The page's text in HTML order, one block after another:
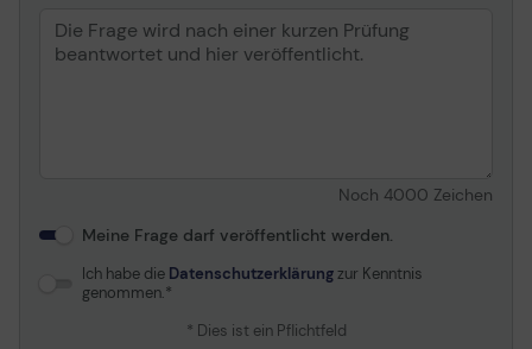
Noch 4000 Zeichen
Meine Frage darf veröffentlicht werden.
Ich habe die Datenschutzerklärungzur Kenntnis
genommen.
* Dies ist ein Pflichtfeld